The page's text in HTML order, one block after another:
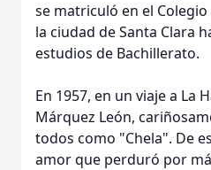
se matriculó en el Colegio
la ciudad de Santa Clara
estudios de Bachillerato.
En 1957, en un viaje a La
Márquez León,
todos como "Chela". De
amor que perduró por